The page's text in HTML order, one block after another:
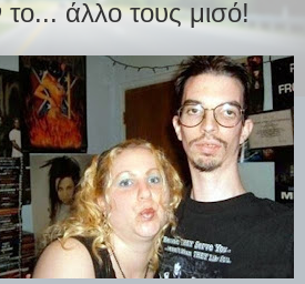
άλλο τους μισό!